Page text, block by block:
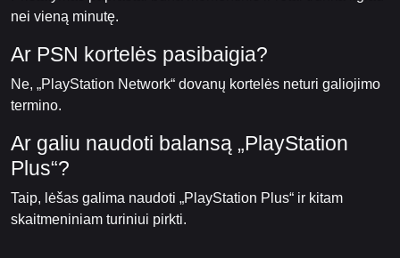
nei vieną minutę.
Ar PSN kortelės pasibaigia?
Ne, „PlayStation Network“ dovanų kortelės neturi galiojimo
termino.
Ar galiu naudoti balansą „PlayStation
Plus“?
Taip, lėšas galima naudoti „PlayStation Plus“ ir kitam
skaitmeniniam turiniui pirkti.